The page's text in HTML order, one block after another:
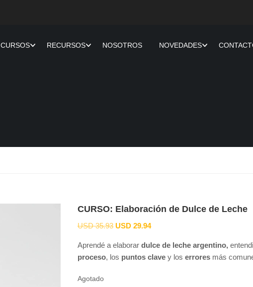
CURSOS RECURSOS NOSOTROS NOVEDADES
CURSO: Elaboración de Dulce de Leche
USD35.93 USD29.94
Aprendé a elaborar dulce de leche argentino,
proceso, los puntos clavey los erroresmás
Agotado